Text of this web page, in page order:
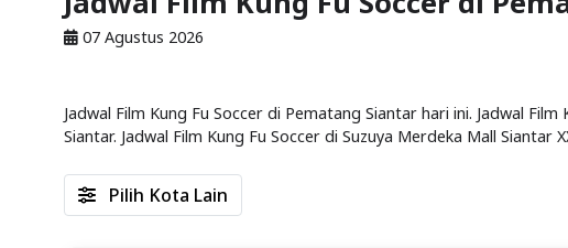
07 Agustus 2026
Jadwal Film Kung Fu Soccer di Pematang Siantar hari ini. Jadwal
Siantar. Jadwal Film Kung Fu Soccer di Suzuya Merdeka Mall Siantar
Pilih Kota Lain